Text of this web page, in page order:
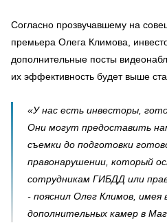
Согласно прозвучавшему на
премьера Олега Климова,
дополнительные посты
их эффективность будет выше
«У нас есть инвесторы,
Они могут предоставить
съемки до подготовки
правонарушении, который
сотрудникам ГИБДД или
- пояснил Олег Климов, имея
дополнительных камер в